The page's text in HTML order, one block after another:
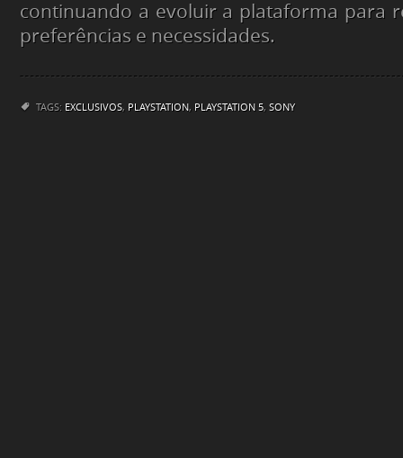
continuando a evoluir a plataforma para
preferências e necessidades.
TAGS: EXCLUSIVOS, PLAYSTATION, PLAYSTATION 5, SONY